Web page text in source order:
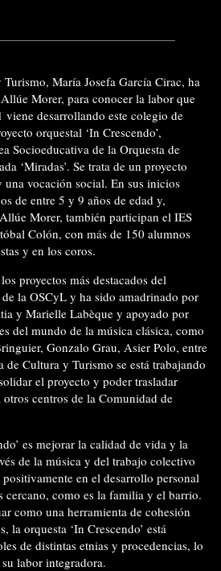
María Josefa García Cirac, ha
Morer, para conocer la labor que
viene desarrollando este colegio de
orquestal ‘In Crescendo’,
Socioeducativa de la Orquesta de
‘Miradas’. Se trata de un proyecto
vocación social. En sus inicios
de entre 5 y 9 años de edad y,
Morer, también participan el IES
Colón, con más de 150 alumnos
y en los coros.
proyectos más destacados del
la OSCyL y ha sido amadrinado por
y Marielle Labèque y apoyado por
del mundo de la música clásica, como
Gonzalo Grau, Asier Polo, entre
de Cultura y Turismo se está trabajando
el proyecto y poder trasladar
otros centros de la Comunidad de
es mejorar la calidad de vida y la
de la música y del trabajo colectivo
en el desarrollo personal
cercano, como es la familia y el barrio.
como una herramienta de cohesión
la orquesta ‘In Crescendo’ está
de distintas etnias y procedencias, lo
labor integradora.